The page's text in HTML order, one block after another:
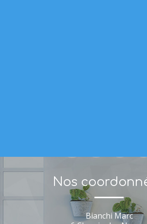
Nos
Bianchi Marc